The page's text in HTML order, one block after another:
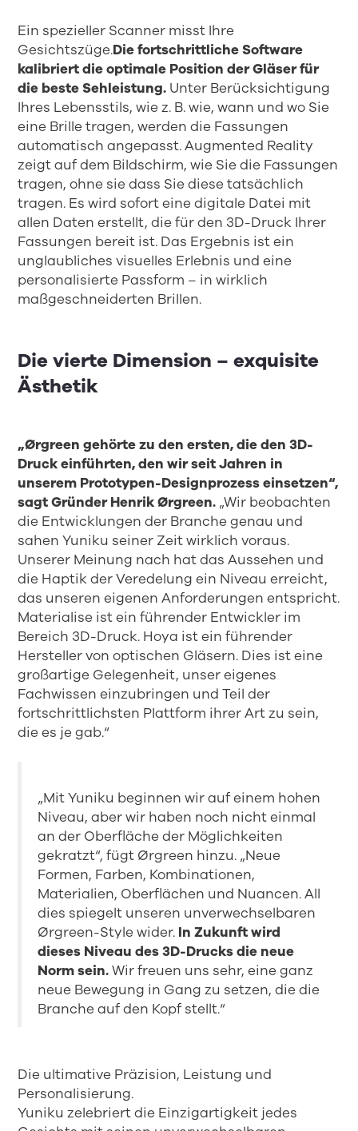
Ein spezieller Scanner misst Ihre
Gesichtszüge.Die fortschrittliche Software
kalibriert die optimale Position der Gläser für
die beste Sehleistung. Unter Berücksichtigung
Ihres Lebensstils, wie z. B. wie, wann und wo Sie
eine Brille tragen, werden die Fassungen
automatisch angepasst. Augmented Reality
zeigt auf dem Bildschirm, wie Sie die Fassungen
tragen, ohne sie dass Sie diese tatsächlich
tragen. Es wird sofort eine digitale Datei mit
allen Daten erstellt, die für den 3D-Druck Ihrer
Fassungen bereit ist. Das Ergebnis ist ein
unglaubliches visuelles Erlebnis und eine
personalisierte Passform – in wirklich
maßgeschneiderten Brillen.
Die vierte Dimension – exquisite
Ästhetik
„Ørgreen gehörte zu den ersten, die den 3D-
Druck einführten, den wir seit Jahren in
unserem Prototypen-Designprozess einsetzen“,
sagt Gründer Henrik Ørgreen. „Wir beobachten
die Entwicklungen der Branche genau und
sahen Yuniku seiner Zeit wirklich voraus.
Unserer Meinung nach hat das Aussehen und
die Haptik der Veredelung ein Niveau erreicht,
das unseren eigenen Anforderungen entspricht.
Materialise ist ein führender Entwickler im
Bereich 3D-Druck. Hoya ist ein führender
Hersteller von optischen Gläsern. Dies ist eine
großartige Gelegenheit, unser eigenes
Fachwissen einzubringen und Teil der
fortschrittlichsten Plattform ihrer Art zu sein,
die es je gab.“
„Mit Yuniku beginnen wir auf einem hohen
Niveau, aber wir haben noch nicht einmal
an der Oberfläche der Möglichkeiten
gekratzt“, fügt Ørgreen hinzu. „Neue
Formen, Farben, Kombinationen,
Materialien, Oberflächen und Nuancen. All
dies spiegelt unseren unverwechselbaren
Ørgreen-Style wider. In Zukunft wird
dieses Niveau des 3D-Drucks die neue
Norm sein.Wir freuen uns sehr, eine ganz
neue Bewegung in Gang zu setzen, die die
Branche auf den Kopf stellt.“
Die ultimative Präzision, Leistung und
Personalisierung.
Yuniku zelebriert die Einzigartigkeit jedes